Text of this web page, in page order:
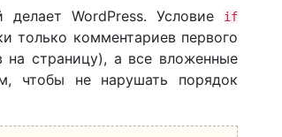
WordPress. Условие
if
только комментариев первого
на страницу), а все вложенные
чтобы не нарушать порядок